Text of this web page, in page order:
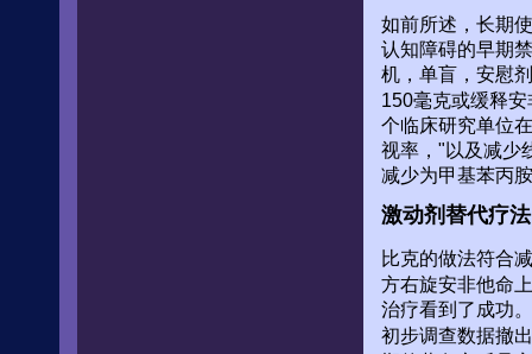
如前所述，长期
认知障碍的早期
机，单盲，安慰
150毫克或缓释
个临床研究单位
视率，"以及减少
减少为甲基苯丙
激动剂替代疗法
比克的做法符合
方右旋安非他命
治疗看到了成功
初步调查数据撤